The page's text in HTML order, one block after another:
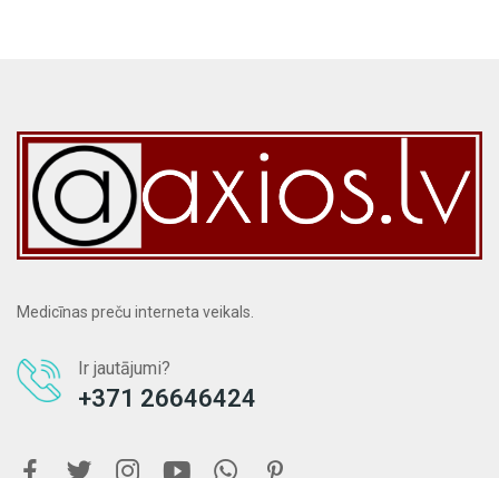
Medicīnas preču interneta veikals.
Ir jautājumi?
+371 26646424